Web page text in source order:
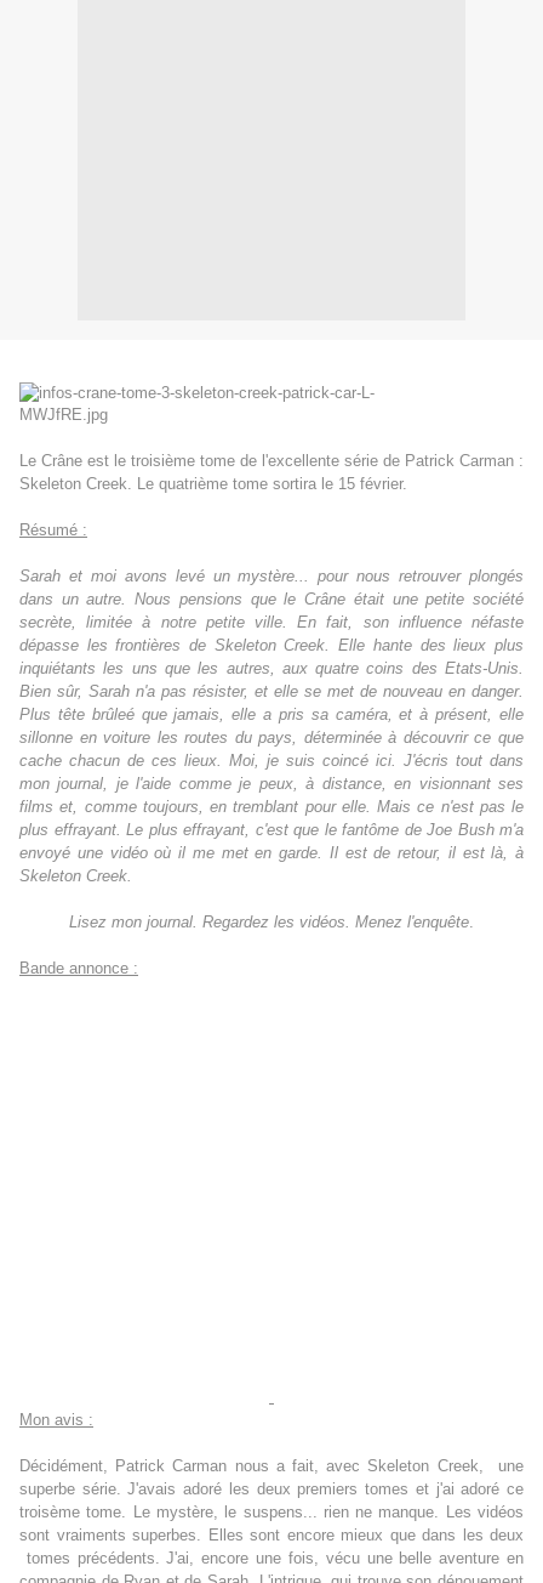
Le Crâne est le troisième tome de l'excellente série de Patrick Carman :
Skeleton Creek. Le quatrième tome sortira le 15 février.
Résumé :
Sarah et moi avons levé un mystère... pour nous retrouver plongés
dans un autre. Nous pensions que le Crâne était une petite société
secrète, limitée à notre petite ville. En fait, son influence néfaste
dépasse les frontières de Skeleton Creek. Elle hante des lieux plus
inquiétants les uns que les autres, aux quatre coins des Etats-Unis.
Bien sûr, Sarah n'a pas résister, et elle se met de nouveau en danger.
Plus tête brûleé que jamais, elle a pris sa caméra, et à présent, elle
sillonne en voiture les routes du pays, déterminée à découvrir ce que
cache chacun de ces lieux. Moi, je suis coincé ici. J'écris tout dans
mon journal, je l'aide comme je peux, à distance, en visionnant ses
films et, comme toujours, en tremblant pour elle. Mais ce n'est pas le
plus effrayant. Le plus effrayant, c'est que le fantôme de Joe Bush m'a
envoyé une vidéo où il me met en garde. Il est de retour, il est là, à
Skeleton Creek.
Lisez mon journal. Regardez les vidéos. Menez l'enquête.
Bande annonce :
Mon avis :
Décidément, Patrick Carman nous a fait, avec Skeleton Creek, une
superbe série. J'avais adoré les deux premiers tomes et j'ai adoré ce
troisème tome. Le mystère, le suspens... rien ne manque. Les vidéos
sont vraiments superbes. Elles sont encore mieux que dans les deux
tomes précédents. J'ai, encore une fois, vécu une belle aventure en